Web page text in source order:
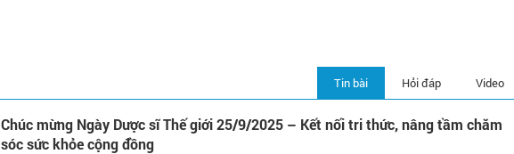
Video
Hỏi đáp
Tin bài
Chúc mừng Ngày Dược sĩ Thế giới 25/9/2025 – Kết nối tri thức, nâng tầm chăm
sóc sức khỏe cộng đồng